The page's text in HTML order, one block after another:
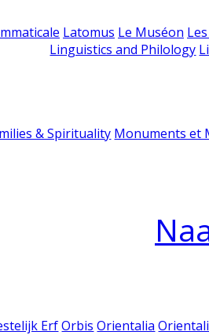
Latomus Le Muséon
Linguistics and Philology
& Spirituality Monuments et
Erf Orbis Orientalia